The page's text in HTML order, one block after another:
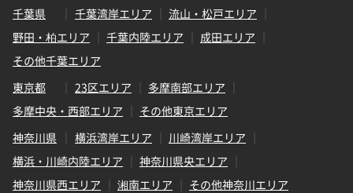
千葉県
千葉湾岸エリア
流山・松戸エリア
野田・柏エリア
千葉内陸エリア
成田エリア
その他千葉エリア
東京都
23区エリア
多摩南部エリア
多摩中央・西部エリア
その他東京エリア
神奈川県
横浜湾岸エリア
川崎湾岸エリア
横浜・川崎内陸エリア
神奈川県央エリア
神奈川県西エリア
湘南エリア その他神奈川エリア